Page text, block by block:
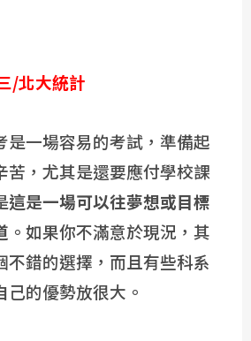
/北大統計
是一場容易的考試，準備起
苦，尤其是還要應付學校課
這是一場可以往夢想或目標
。如果你不滿意於現況，其
不錯的選擇，而且有些科系
的優勢放很大。